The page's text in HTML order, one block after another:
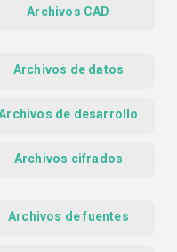
Archivos CAD
Archivos de datos
de desarrollo
Archivos cifrados
Archivos de fuentes